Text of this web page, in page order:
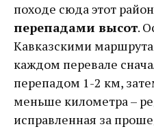
походе сюда этот
перепадами высот.
Кавказскими
каждом перевале
перепадом 1-2 км,
меньше километра –
исправленная за